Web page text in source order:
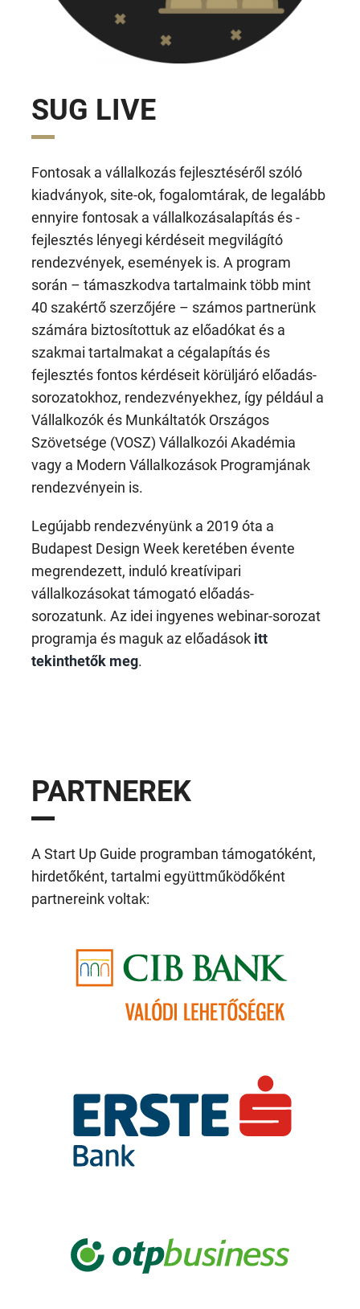
SUG LIVE
Fontosak a vállalkozás fejlesztéséről szóló
kiadványok, site-ok, fogalomtárak, de legalább
ennyire fontosak a vállalkozásalapítás és -
fejlesztés lényegi kérdéseit megvilágító
rendezvények, események is. A program
során – támaszkodva tartalmaink több mint
40 szakértő szerzőjére – számos partnerünk
számára biztosítottuk az előadókat és a
szakmai tartalmakat a cégalapítás és
fejlesztés fontos kérdéseit körüljáró előadás-
sorozatokhoz, rendezvényekhez, így például a
Vállalkozók és Munkáltatók Országos
Szövetsége (VOSZ) Vállalkozói Akadémia
vagy a Modern Vállalkozások Programjának
rendezvényein is.
Legújabb rendezvényünk a 2019 óta a
Budapest Design Week keretében évente
megrendezett, induló kreatívipari
vállalkozásokat támogató előadás-
sorozatunk. Az idei ingyenes webinar-sorozat
programja és maguk az előadások itt
tekinthetők meg.
PARTNEREK
A Start Up Guide programban támogatóként,
hirdetőként, tartalmi együttműködőként
partnereink voltak: